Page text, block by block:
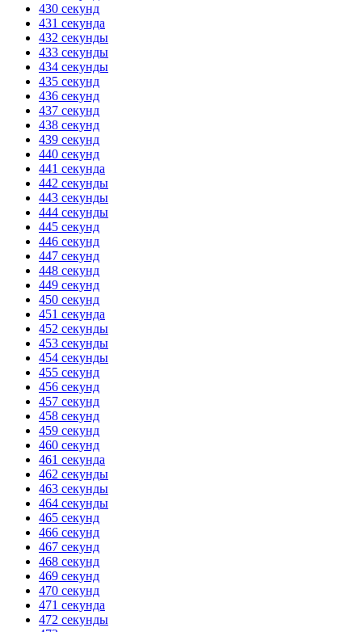
430 секунд
431 секунда
432 секунды
433 секунды
434 секунды
435 секунд
436 секунд
437 секунд
438 секунд
439 секунд
440 секунд
441 секунда
442 секунды
443 секунды
444 секунды
445 секунд
446 секунд
447 секунд
448 секунд
449 секунд
450 секунд
451 секунда
452 секунды
453 секунды
454 секунды
455 секунд
456 секунд
457 секунд
458 секунд
459 секунд
460 секунд
461 секунда
462 секунды
463 секунды
464 секунды
465 секунд
466 секунд
467 секунд
468 секунд
469 секунд
470 секунд
471 секунда
472 секунды